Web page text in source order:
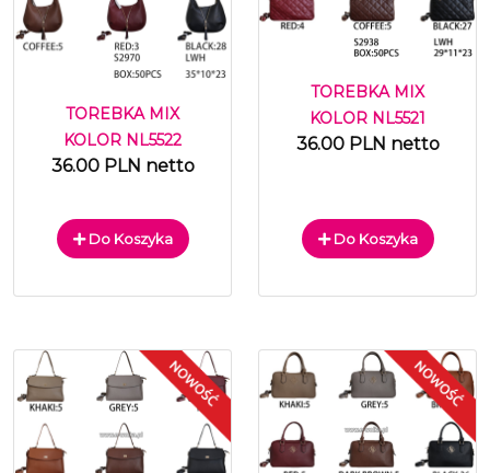
TOREBKA MIX
KOLOR NL5522
36.00 PLN netto
Do Koszyka
TOREBKA MIX
KOLOR NL5521
36.00 PLN netto
Do Koszyka